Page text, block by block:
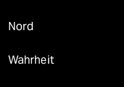
Nord
Wahrheit